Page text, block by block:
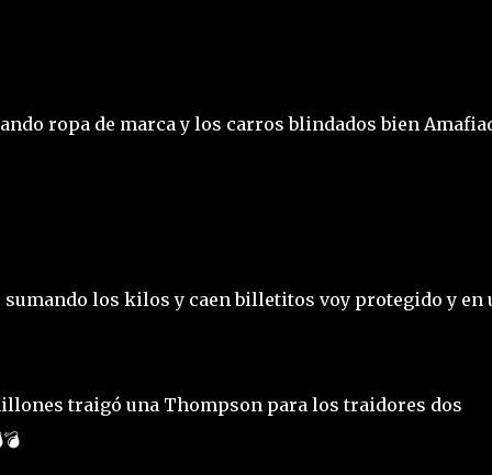
ropa de marca y los carros blindados bien
los kilos y caen billetitos voy protegido y en
traigó una Thompson para los traidores dos